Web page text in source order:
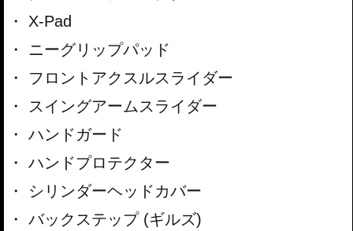
X-Pad
ニーグリップパッド
フロントアクスルスライダー
スイングアームスライダー
ハンドガード
ハンドプロテクター
シリンダーヘッドカバー
バックステップ (ギルズ)